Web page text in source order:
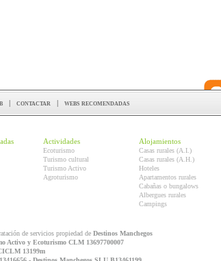
| contactar | webs recomendadas
Actividades
Ecoturismo
Turismo cultural
Turismo Activo
Agroturismo
Alojamientos
Casas rurales (A.I.)
Casas rurales (A.H.)
Hoteles
Apartamentos rurales
Cabañas o bungalows
Albergues rurales
Campings
de servicios propiedad de Destinos Manchegos
Activo y Ecoturismo CLM 13697700007
13199m